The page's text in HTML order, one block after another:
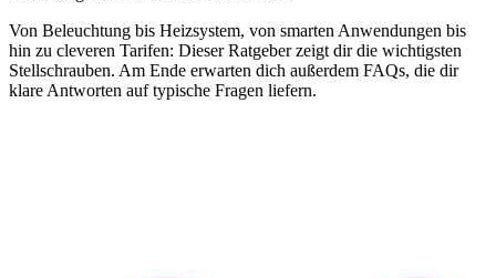
Von Beleuchtung bis Heizsystem, von smarten Anwendungen bis
hin zu cleveren Tarifen: Dieser Ratgeber zeigt dir die wichtigsten
Stellschrauben. Am Ende erwarten dich außerdem FAQs, die dir
klare Antworten auf typische Fragen liefern.